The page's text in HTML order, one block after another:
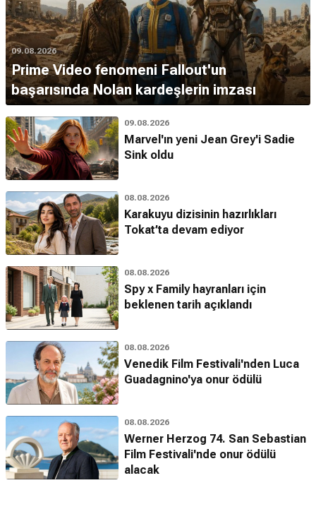
09.08.2026
Prime Video fenomeni Fallout'un
başarısında Nolan kardeşlerin imzası
09.08.2026
Marvel'ın yeni Jean Grey'i Sadie
Sink oldu
08.08.2026
Karakuyu dizisinin hazırlıkları
Tokat’ta devam ediyor
08.08.2026
Spy x Family hayranları için
beklenen tarih açıklandı
08.08.2026
Venedik Film Festivali'nden Luca
Guadagnino'ya onur ödülü
08.08.2026
Werner Herzog 74. San Sebastian
Film Festivali'nde onur ödülü
alacak